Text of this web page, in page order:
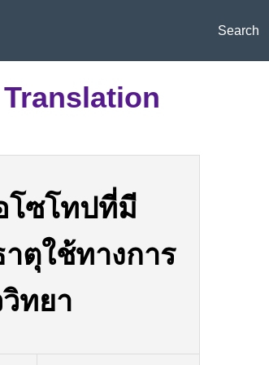
Search
Translation
โซโทปที่มี
ตุใช้ทางการ
ทยา